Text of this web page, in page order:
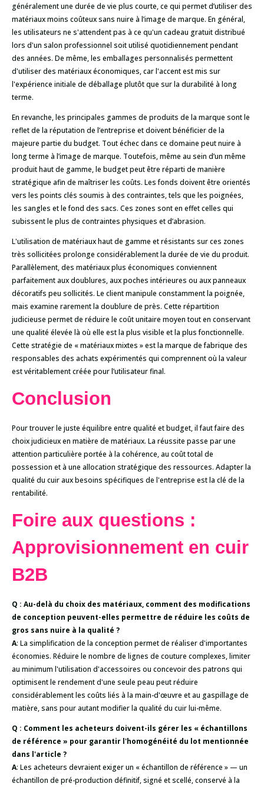
généralement une durée de vie plus courte, ce qui permet d’utiliser des
matériaux moins coûteux sans nuire à l’image de marque. En général,
les utilisateurs ne s'attendent pas à ce qu'un cadeau gratuit distribué
lors d'un salon professionnel soit utilisé quotidiennement pendant
des années. De même, les emballages personnalisés permettent
d'utiliser des matériaux économiques, car l'accent est mis sur
l'expérience initiale de déballage plutôt que sur la durabilité à long
terme.
En revanche, les principales gammes de produits de la marque sont le
reflet de la réputation de l’entreprise et doivent bénéficier de la
majeure partie du budget. Tout échec dans ce domaine peut nuire à
long terme à l’image de marque. Toutefois, même au sein d’un même
produit haut de gamme, le budget peut être réparti de manière
stratégique afin de maîtriser les coûts. Les fonds doivent être orientés
vers les points clés soumis à des contraintes, tels que les poignées,
les sangles et le fond des sacs. Ces zones sont en effet celles qui
subissent le plus de contraintes physiques et d’abrasion.
L'utilisation de matériaux haut de gamme et résistants sur ces zones
très sollicitées prolonge considérablement la durée de vie du produit.
Parallèlement, des matériaux plus économiques conviennent
parfaitement aux doublures, aux poches intérieures ou aux panneaux
décoratifs peu sollicités. Le client manipule constamment la poignée,
mais examine rarement la doublure de près. Cette répartition
judicieuse permet de réduire le coût unitaire moyen tout en conservant
une qualité élevée là où elle est la plus visible et la plus fonctionnelle.
Cette stratégie de « matériaux mixtes » est la marque de fabrique des
responsables des achats expérimentés qui comprennent où la valeur
est véritablement créée pour l’utilisateur final.
Conclusion
Pour trouver le juste équilibre entre qualité et budget, il faut faire des
choix judicieux en matière de matériaux. La réussite passe par une
attention particulière portée à la cohérence, au coût total de
possession et à une allocation stratégique des ressources. Adapter la
qualité du cuir aux besoins spécifiques de l'entreprise est la clé de la
rentabilité.
Foire aux questions :
Approvisionnement en cuir
B2B
Q : Au-delà du choix des matériaux, comment des modifications
de conception peuvent-elles permettre de réduire les coûts de
gros sans nuire à la qualité ?
A: La simplification de la conception permet de réaliser d'importantes
économies. Réduire le nombre de lignes de couture complexes, limiter
au minimum l'utilisation d'accessoires ou concevoir des patrons qui
optimisent le rendement d'une seule peau peut réduire
considérablement les coûts liés à la main-d'œuvre et au gaspillage de
matière, sans pour autant modifier la qualité du cuir lui-même.
Q : Comment les acheteurs doivent-ils gérer les « échantillons
de référence » pour garantir l'homogénéité du lot mentionnée
dans l'article ?
A: Les acheteurs devraient exiger un « échantillon de référence » — un
échantillon de pré-production définitif, signé et scellé, conservé à la